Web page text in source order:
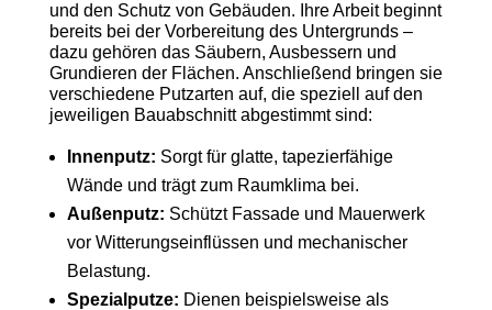
und den Schutz von Gebäuden. Ihre Arbeit beginnt
bereits bei der Vorbereitung des Untergrunds –
dazu gehören das Säubern, Ausbessern und
Grundieren der Flächen. Anschließend bringen sie
verschiedene Putzarten auf, die speziell auf den
jeweiligen Bauabschnitt abgestimmt sind:
Innenputz: Sorgt für glatte, tapezierfähige
Wände und trägt zum Raumklima bei.
Außenputz: Schützt Fassade und Mauerwerk
vor Witterungseinflüssen und mechanischer
Belastung.
Spezialputze: Dienen beispielsweise als